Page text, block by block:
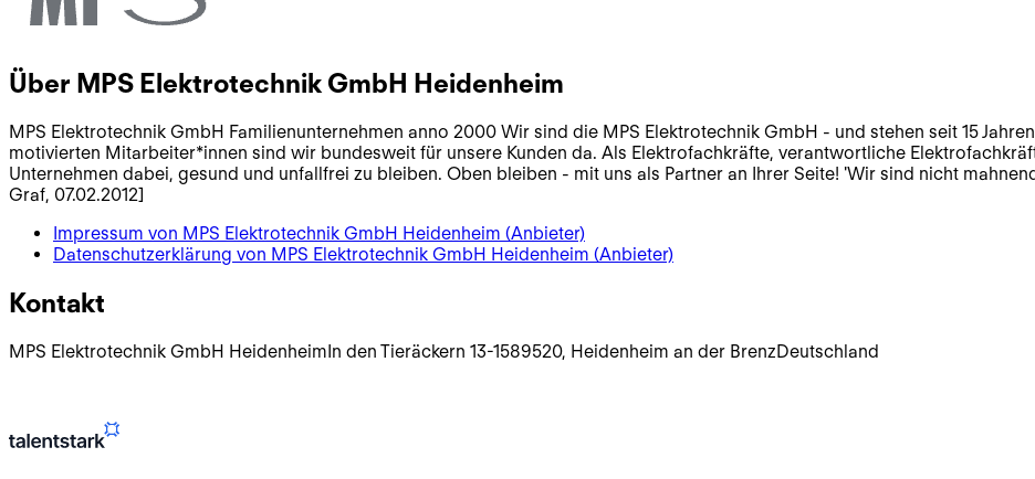
Über MPS Elektrotechnik GmbH Heidenheim
MPS Elektrotechnik GmbH Familienunternehmen anno 2000 Wir sind die MPS Elektrotechnik GmbH - und stehen seit 15
motivierten Mitarbeiter*innen sind wir bundesweit für unsere Kunden da. Als Elektrofachkräfte, verantwortliche
Unternehmen dabei, gesund und unfallfrei zu bleiben. Oben bleiben - mit uns als Partner an Ihrer Seite! 'Wir sind nicht
Graf, 07.02.2012]
Impressum von MPS Elektrotechnik GmbH Heidenheim (Anbieter)
Datenschutzerklärung von MPS Elektrotechnik GmbH Heidenheim (Anbieter)
Kontakt
MPS Elektrotechnik GmbH HeidenheimIn den Tieräckern 13-1589520, Heidenheim an der BrenzDeutschland